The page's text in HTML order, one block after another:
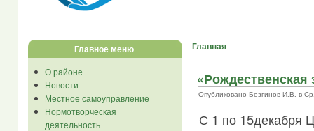
Главное меню
О районе
Новости
Местное самоуправление
Нормотворческая
деятельность
Главная
«Рождественская
Опубликовано Безгинов И.В. в Ср,
С 1 по 15декабря